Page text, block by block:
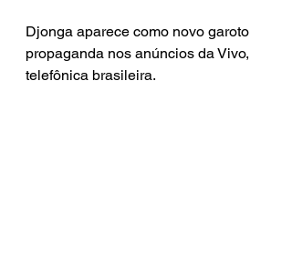
Djonga aparece como novo garoto
propaganda nos anúncios da Vivo,
telefônica brasileira.